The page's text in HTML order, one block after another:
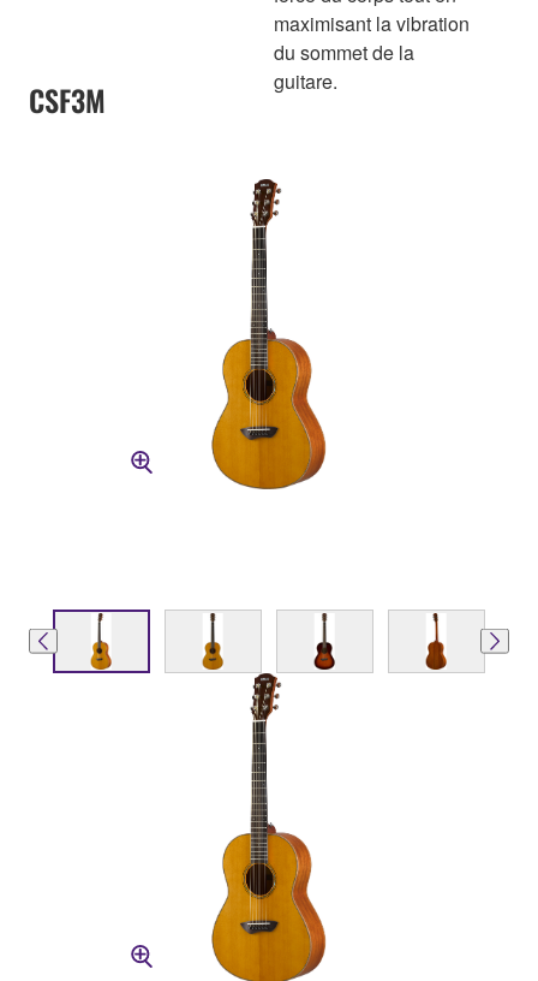
CSF3M
maximisant la vibration
du sommet de la
guitare.